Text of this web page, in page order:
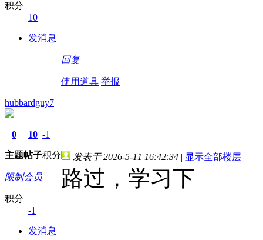
积分
10
发消息
回复
使用道具 举报
hubbardguy7
0
主题
10
帖子
-1
积分
限制会员
积分
-1
发消息
发表于 2026-5-11 16:42:34 | 显示全部楼层
路过，学习下